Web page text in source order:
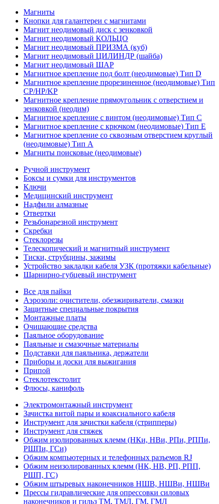
Магниты
Кнопки для галантереи с магнитами
Магнит неодимовый диск с зенковкой
Магнит неодимовый КОЛЬЦО
Магнит неодимовый ПРИЗМА (куб)
Магнит неодимовый ЦИЛИНДР (шайба)
Магнит неодимовый ШАР
Магнитное крепление под болт (неодимовые) Тип D
Магнитное крепление прорезиненное (неодимовые) Тип
CP/HP/KP
Магнитное крепление прямоугольник с отверстием и
зенковкой (неодим)
Магнитное крепление с винтом (неодимовые) Тип С
Магнитное крепление с крючком (неодимовые) Тип Е
Магнитное крепление со сквозным отверстием круглый
(неодимовые) Тип А
Магниты поисковые (неодимовые)
Ручной инструмент
Боксы и сумки для инструментов
Ключи
Медицинский инструмент
Надфили алмазные
Отвертки
Резьбонарезной инструмент
Скребки
Стеклорезы
Телескопический и магнитный инструмент
Тиски, струбцины, зажимы
Устройство закладки кабеля УЗК (протяжки кабельные)
Шарнирно-губцевый инструмент
Все для пайки
Аэрозоли: очистители, обезжириватели, смазки
Защитные специальные покрытия
Монтажные платы
Очищающие средства
Паяльное оборудование
Паяльные и смазочные материалы
Подставки для паяльника, держатели
Приборы и доски для выжигания
Припой
Стеклотекстолит
Флюсы, канифоль
Электромонтажный инструмент
Зачистка витой пары и коаксиального кабеля
Инструмент для зачистки кабеля (стрипперы)
Инструмент для стяжек
Обжим изолированных клемм (НКи, НВи, РПи, РППи,
РШПи, ГСи)
Обжим компьютерных и телефонных разъемов RJ
Обжим неизолированных клемм (НК, НВ, РП, РПП,
РШП, ГС)
Обжим штыревых наконечников НШВ, НШВи, НШВи
Прессы гидравлические для опрессовки силовых
наконечников и гильз ТМ, ТМЛ, ГМ, ГМЛ